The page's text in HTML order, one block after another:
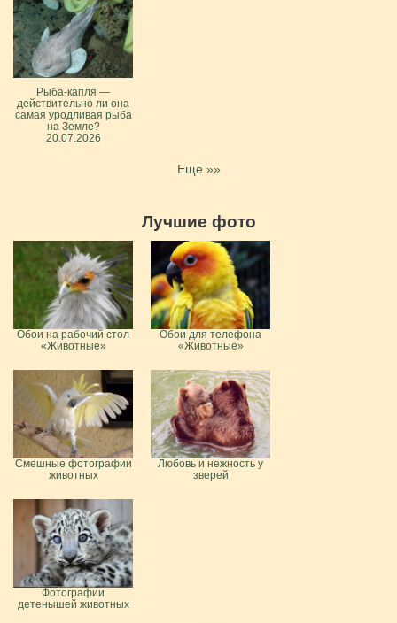
Рыба-капля —
действительно ли она
самая уродливая рыба
на Земле?
20.07.2026
Еще »»
Лучшие фото
Обои на рабочий стол
«Животные»
Обои для телефона
«Животные»
Смешные фотографии
животных
Любовь и нежность у
зверей
Фотографии
детенышей животных